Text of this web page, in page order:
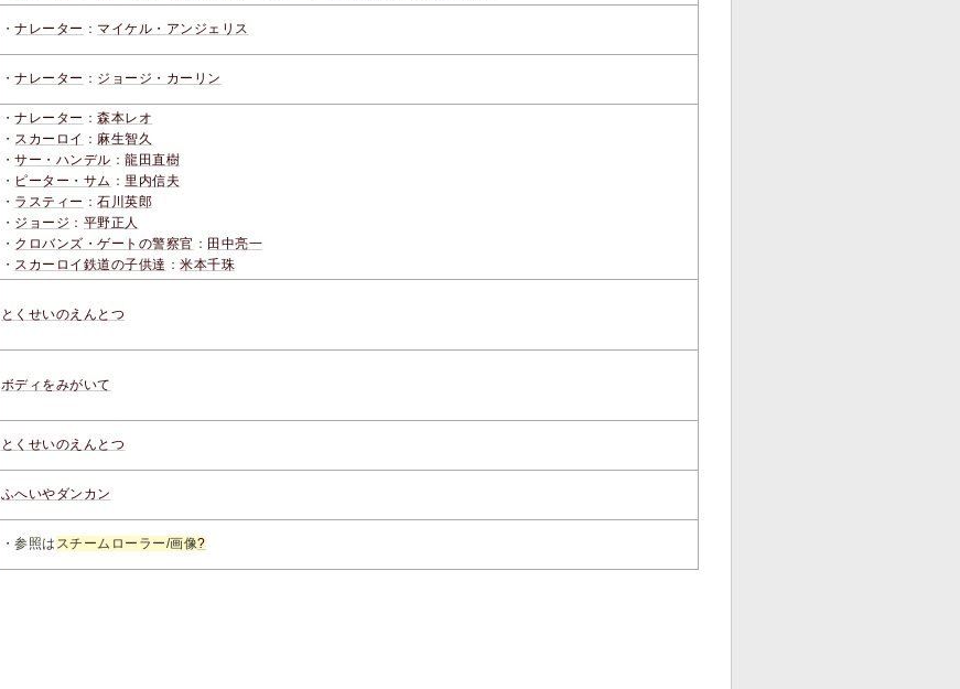
・ナレーター ： マイケル・アンジェリス
・ナレーター ： ジョージ・カーリン
・ナレーター ：森本レオ
・ スカーロイ ： 麻生智久
・サー・ハンデル ：龍田直樹
・ ピーター・サム ： 里内信夫
・ ラスティー ：石川英郎
・ ジョージ ： 平野正人
・ クロバンズ・ゲートの警察官 ： 田中亮一
・ スカーロイ鉄道の子供達 ：米本千珠
とくせいのえんとつ
ボディをみがいて
とくせいのえんとつ
ふへいやダンカン
・参照は スチームローラー/画像?